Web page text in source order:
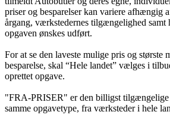
priser og besparelser kan variere afhængig
årgang, værkstedernes tilgængelighed samt
opgaven ønskes udført.
For at se den laveste mulige pris og største
besparelse, skal “Hele landet” vælges i
oprettet opgave.
"FRA-PRISER" er den billigst tilgængelige
samme opgavetype, fra værksteder i hele